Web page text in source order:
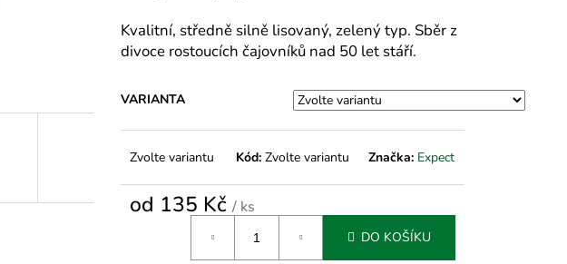
Kvalitní, středně silně lisovaný, zelený typ. Sběr z
divoce rostoucích čajovníků nad 50 let stáří.
VARIANTA
Zvolte variantu Kód: Zvolte variantu Značka: Expect
od 135 Kč / ks
DO KOŠÍKU